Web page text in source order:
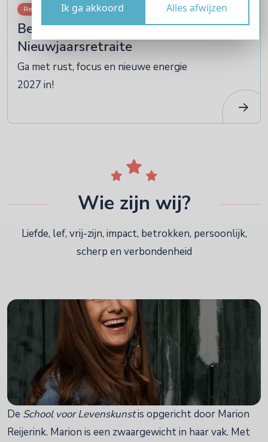
Ik ga akkoord Alles afwijzen
Retraites
Bezin en Beziel
Nieuwjaarsretraite
Ga met rust, focus en nieuwe energie
2027 in!
januari
Wie zijn wij?
Liefde, lef, vrij-zijn, impact, betrokken, persoonlijk,
scherp en verbondenheid
De School voor Levenskunstis opgericht door Marion
Reijerink. Marion is een zwaargewicht in haar vak. Met